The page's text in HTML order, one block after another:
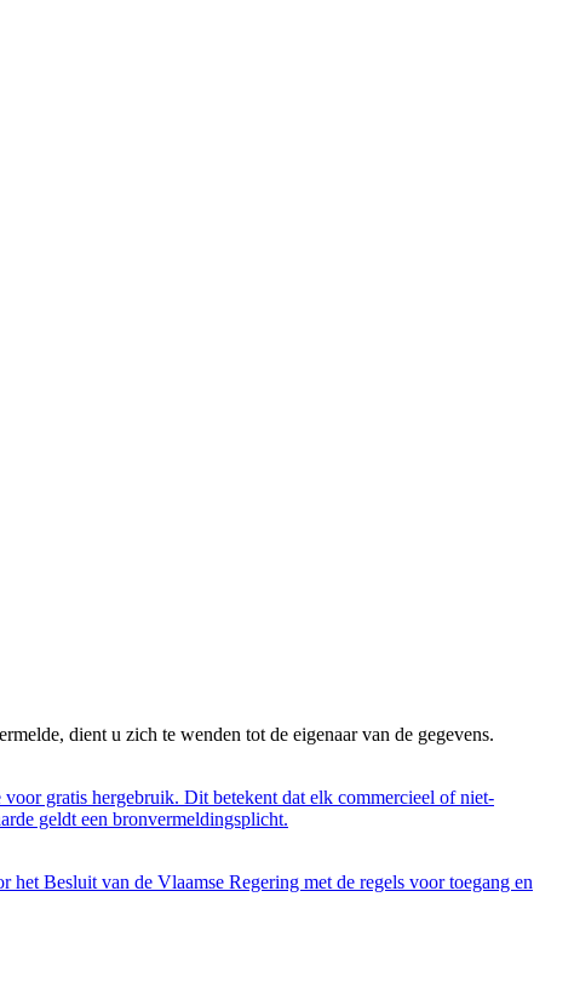
dient u zich te wenden tot de eigenaar van de gegevens.
gratis hergebruik. Dit betekent dat elk commercieel of niet-
geldt een bronvermeldingsplicht.
Besluit van de Vlaamse Regering met de regels voor toegang en